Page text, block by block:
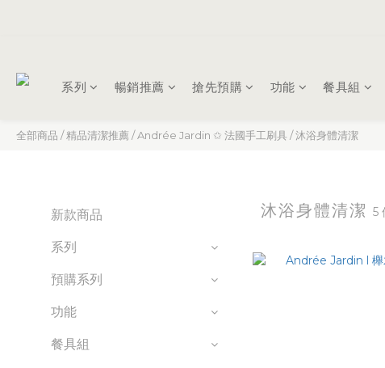
系列 暢銷推薦 搶先預購 功能 餐具組
全部商品 /精品清潔推薦 /Andrée Jardin ✩ 法國手工刷具 /沐浴身體清潔
新款商品
系列
預購系列
功能
餐具組
沐浴身體清潔5